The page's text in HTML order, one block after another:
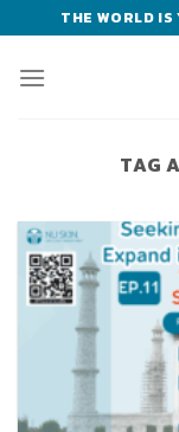
to
content
THE WORLD
TAG